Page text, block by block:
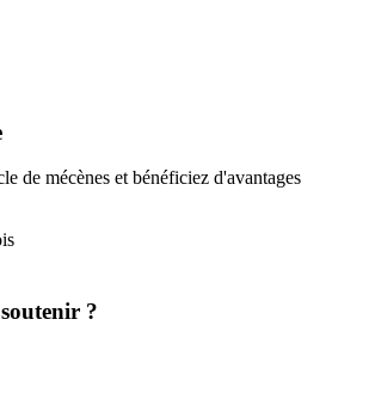
de mécènes et bénéficiez d'avantages
?